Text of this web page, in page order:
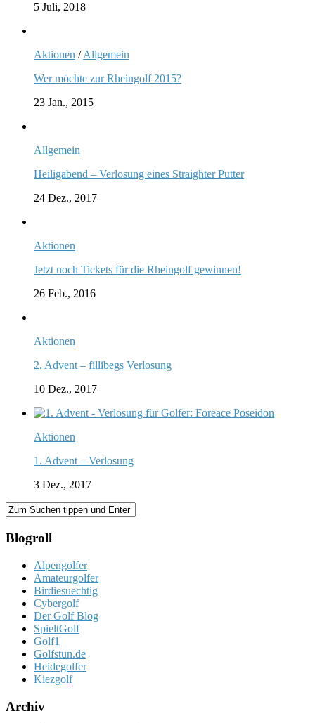
5 Juli, 2018
Aktionen /Allgemein
Wer möchte zur Rheingolf 2015?
23 Jan., 2015
Allgemein
Heiligabend – Verlosung eines Straighter Putter
24 Dez., 2017
Aktionen
Jetzt noch Tickets für die Rheingolf gewinnen!
26 Feb., 2016
Aktionen
2. Advent – fillibegs Verlosung
10 Dez., 2017
Aktionen
1. Advent – Verlosung
3 Dez., 2017
Blogroll
Alpengolfer
Amateurgolfer
Birdiesuechtig
Cybergolf
Der Golf Blog
SpieltGolf
Golf1
Golfstun.de
Heidegolfer
Kiezgolf
Archiv